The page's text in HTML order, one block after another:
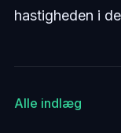
hastigheden i
Alle indlæg